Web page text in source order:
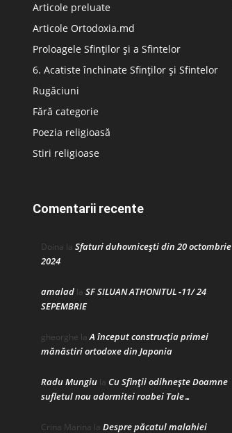
Articole preluate
Articole Ortodoxia.md
Proloagele Sfinților și a Sfintelor
6. Acatiste închinate Sfinților și Sfintelor
Rugăciuni
Fără categorie
Poezia religioasă
Stiri religioase
Comentarii recente
Doina la Sfaturi duhovnicești din 20 octombrie
2024
amalad la SF SILUAN ATHONITUL -11/ 24
SEPEMBRIE
gheorghe laA început construcţia primei
mănăstiri ortodoxe din Japonia
Radu Mungiu la Cu Sfinții odihnește Doamne
sufletul nou adormitei roabei Tale…
Crina Marina la Despre păcatul malahiei